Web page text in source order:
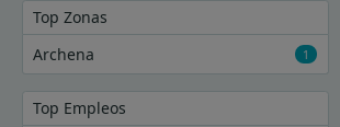
Top Zonas
Archena
1
Top Empleos